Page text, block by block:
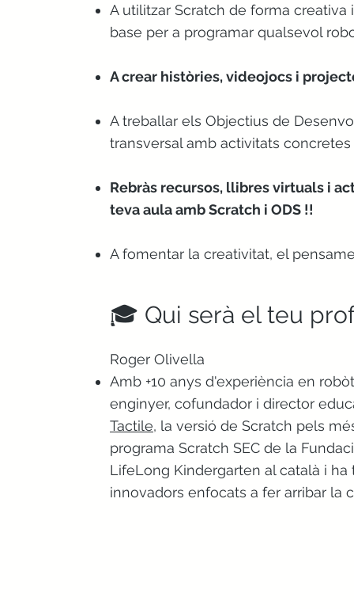
A utilitzar Scratch de forma
base per a programar qualsevol
A crear històries, videojocs i
A treballar els Objectius de
transversal amb activitats concretes
Rebràs recursos, llibres virtuals i
teva aula amb Scratch i ODS !!
A fomentar la creativitat, el
🎓 Qui serà el teu
Roger Olivella
Amb +10 anys d'experiència en
enginyer, cofundador i director
Tactile, la versió de Scratch pels
programa Scratch SEC de la
LifeLong Kindergarten al català i
innovadors enfocats a fer arribar la